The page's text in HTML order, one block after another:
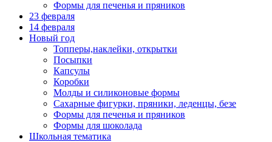
Формы для печенья и пряников
23 февраля
14 февраля
Новый год
Топперы,наклейки, открытки
Посыпки
Капсулы
Коробки
Молды и силиконовые формы
Сахарные фигурки, пряники, леденцы, безе
Формы для печенья и пряников
Формы для шоколада
Школьная тематика